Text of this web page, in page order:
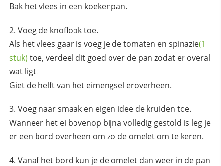
Bak het vlees in een koekenpan.
Voeg de knoflook toe.
Als het vlees gaar is voeg je de tomaten en spinazie(1
stuk) toe, verdeel dit goed over de pan zodat er overal
wat ligt.
Giet de helft van het eimengsel eroverheen.
Voeg naar smaak en eigen idee de kruiden toe.
Wanneer het ei bovenop bijna volledig gestold is leg je
er een bord overheen om zo de omelet om te keren.
Vanaf het bord kun je de omelet dan weer in de pan